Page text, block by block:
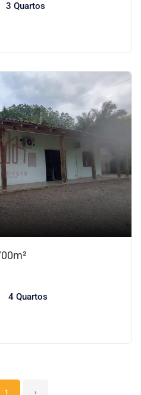
3 Quartos
4 Quartos
1 ›